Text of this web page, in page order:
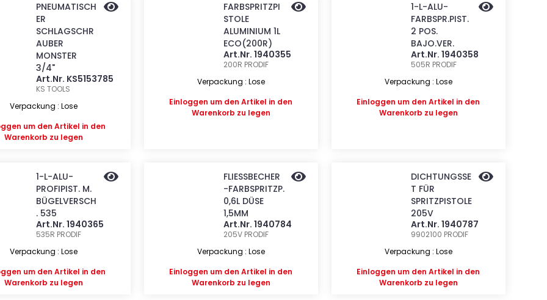
PNEUMATISCH
ER
SCHLAGSCHR
AUBER
MONSTER
3/4"
Art.Nr. KS5153785
KS TOOLS
Verpackung : Lose
um den Artikel in den
Warenkorb zu legen
FARBSPRITZPI
STOLE
ALUMINIUM 1L
ECO(200R)
Art.Nr. 1940355
200R PRODIF
Verpackung : Lose
Einloggen um den Artikel in den
Warenkorb zu legen
1-L-ALU-
FARBSPR.PIST.
2 POS.
BAJO.VER.
Art.Nr. 1940358
505R PRODIF
Verpackung : Lose
Einloggen um den Artikel in den
Warenkorb zu legen
1-L-ALU-
PROFIPIST. M.
BÜGELVERSCH
. 535
Art.Nr. 1940365
535R PRODIF
Verpackung : Lose
um den Artikel in den
Warenkorb zu legen
FLIESSBECHER
-FARBSPRITZP.
0,6L DÜSE
1,5MM
Art.Nr. 1940784
205V PRODIF
Verpackung : Lose
Einloggen um den Artikel in den
Warenkorb zu legen
DICHTUNGSSE
T FÜR
SPRITZPISTOLE
205V
Art.Nr. 1940787
9902100 PRODIF
Verpackung : Lose
Einloggen um den Artikel in den
Warenkorb zu legen